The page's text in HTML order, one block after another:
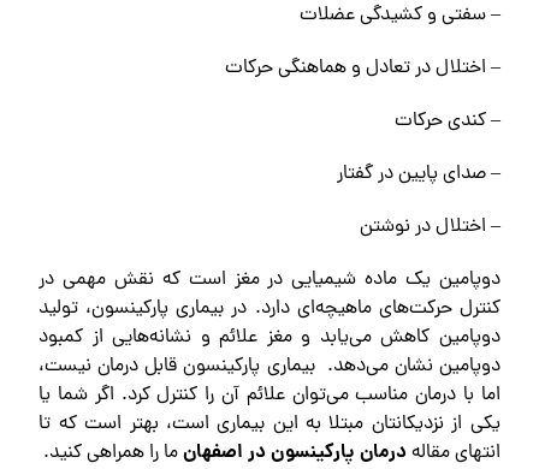
– سفتی و کشیدگی عضلات
– اختلال در تعادل و هماهنگی حرکات
– کندی حرکات
– صدای پایین در گفتار
– اختلال در نوشتن
دوپامین یک ماده شیمیایی در مغز است که نقش مهمی در
کنترل حرکت‌های ماهیچه‌ای دارد. در بیماری پارکینسون، تولید
دوپامین کاهش می‌یابد و مغز علائم و نشانه‌هایی از کمبود
دوپامین نشان می‌دهد. بیماری پارکینسون قابل درمان نیست،
اما با درمان مناسب می‌توان علائم آن را کنترل کرد. اگر شما یا
یکی از نزدیکانتان مبتلا به این بیماری است، بهتر است که تا
انتهای مقاله درمان پارکینسون در اصفهانما را همراهی کنید.